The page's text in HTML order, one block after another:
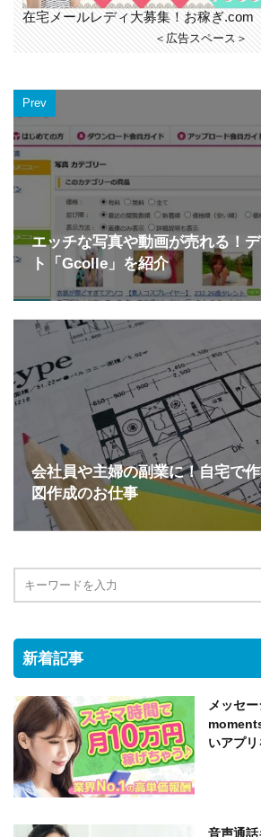
在宅メールレディ大募集！お稼ぎ.com
＜広告スペース＞
Prev
エッチな写真や動画が売れる！
ト「Gcolle」を紹介
会社員や主婦の副業に！自宅で
図作成のお仕事
新着記事
メッセ
いアプ
音声通